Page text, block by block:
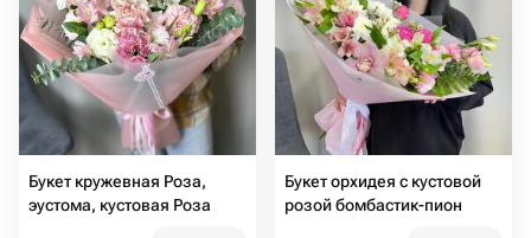
Букет кружевная Роза,
эустома, кустовая Роза
Букет орхидея с кустовой
розой бомбастик-пион